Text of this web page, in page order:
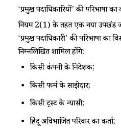
‘प्रमुख पदाधिकारियों’ की परिभाषा
नियम 2(1) के तहत एक नया उपखंड
‘प्रमुख पदाधिकारी’ की परिभाषा का
निम्नलिखित शामिल होंगे:
किसी कंपनी के निदेशक;
किसी फर्म के साझेदार;
किसी ट्रस्ट के न्यासी;
हिंदू अविभाजित परिवार का कर्ता;